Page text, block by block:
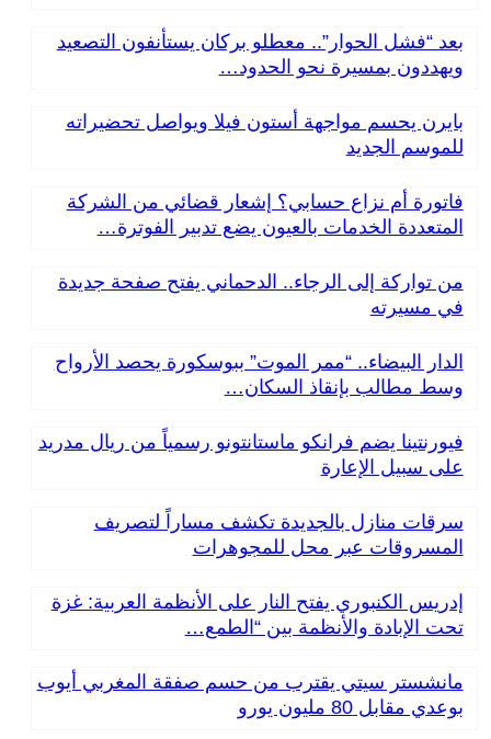
بعد “فشل الحوار”.. معطلو بركان يستأنفون التصعيد
ويهددون بمسيرة نحو الحدود…
بايرن يحسم مواجهة أستون فيلا ويواصل تحضيراته
للموسم الجديد
فاتورة أم نزاع حسابي؟ إشعار قضائي من الشركة
المتعددة الخدمات بالعيون يضع تدبير الفوترة…
من تواركة إلى الرجاء.. الدحماني يفتح صفحة جديدة
في مسيرته
الدار البيضاء.. “ممر الموت” ببوسكورة يحصد الأرواح
وسط مطالب بإنقاذ السكان…
فيورنتينا يضم فرانكو ماستانتونو رسمياً من ريال مدريد
على سبيل الإعارة
سرقات منازل بالجديدة تكشف مساراً لتصريف
المسروقات عبر محل للمجوهرات
إدريس الكنبوري يفتح النار على الأنظمة العربية: غزة
تحت الإبادة والأنظمة بين “الطمع…
مانشستر سيتي يقترب من حسم صفقة المغربي أيوب
بوعدي مقابل 80 مليون يورو